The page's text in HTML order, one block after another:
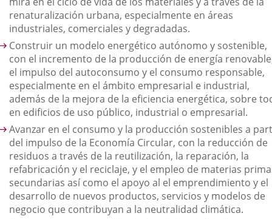
renaturalización urbana, especialmente en áreas
industriales, comerciales y degradadas.
Construir un modelo energético autónomo y sostenible,
con el incremento de la producción de energía
el impulso del autoconsumo y el consumo responsable,
especialmente en el ámbito empresarial e industrial,
además de la mejora de la eficiencia energética, sobre
en edificios de uso público, industrial o empresarial.
Avanzar en el consumo y la producción sostenibles a
del impulso de la Economía Circular, con la reducción de
residuos a través de la reutilización, la reparación, la
refabricación y el reciclaje, y el empleo de materias
secundarias así como el apoyo al el emprendimiento y el
desarrollo de nuevos productos, servicios y modelos de
negocio que contribuyan a la neutralidad climática.